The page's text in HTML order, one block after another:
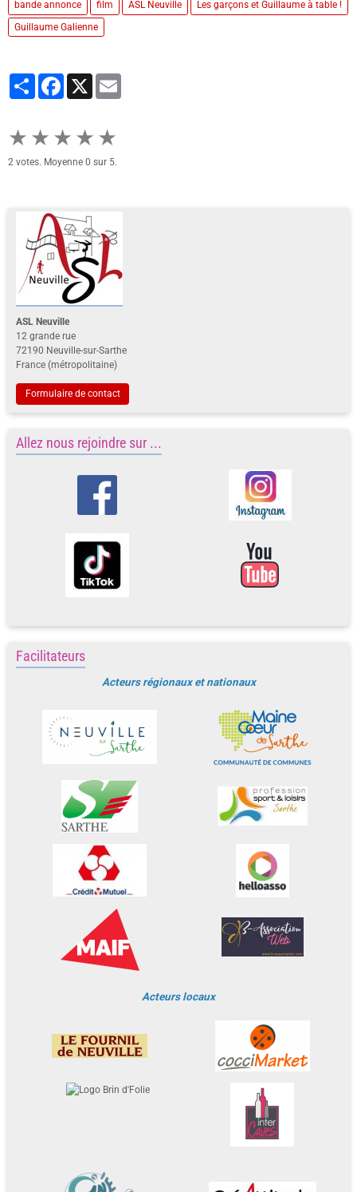
bande annonce film ASL Neuville
Les garçons et Guillaume à table !
Guillaume Galienne
PartagerFacebook
X
★ ★ ★ ★ ★
2 votes. Moyenne 0 sur 5.
ASL Neuville
12 grande rue
72190 Neuville-sur-Sarthe
France (métropolitaine)
Formulaire de contact
Allez nous rejoindre sur ...
Facilitateurs
Acteurs régionaux et nationaux
Acteurs locaux